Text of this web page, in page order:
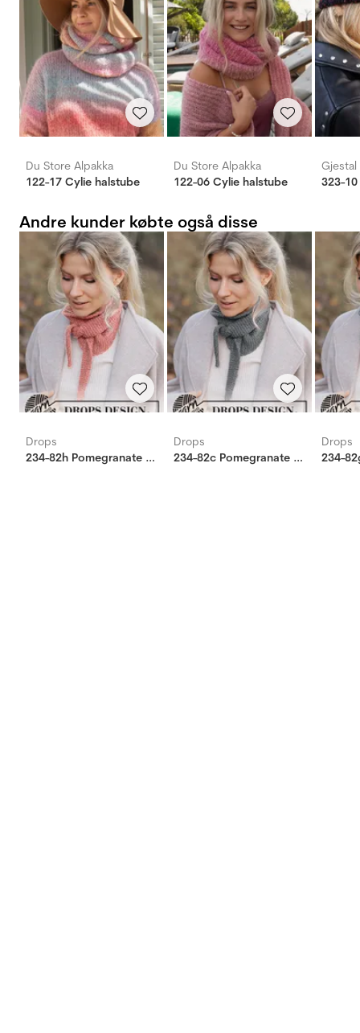
Du Store Alpakka
122-17 Cylie halstube
Du Store Alpakka
122-06 Cylie halstube
Gjestal
Andre kunder købte også disse
Drops
234-82h Pomegranate Shawl
Drops
234-82c Pomegranate Shawl
Drops